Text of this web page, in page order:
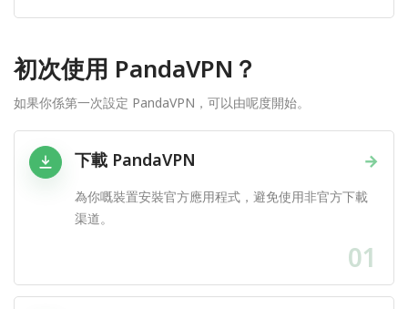
初次使用 PandaVPN？
如果你係第一次設定 PandaVPN，可以由呢度開始。
→
下載 PandaVPN
為你嘅裝置安裝官方應用程式，避免使用非官方下載
渠道。
01